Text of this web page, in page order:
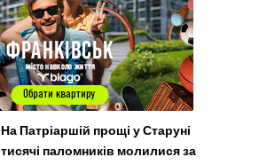
На Патріаршій прощі у Старуні
тисячі паломників молилися за